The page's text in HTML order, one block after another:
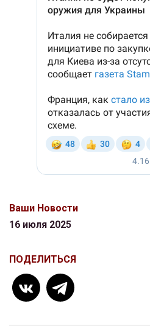
Ваши Новости
16 июля 2025
ПОДЕЛИТЬСЯ